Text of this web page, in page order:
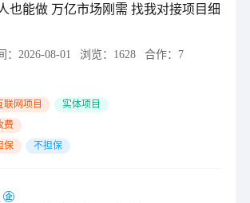
也能做 万亿市场刚需 找我对接项目细
： 2026-08-01 浏览： 1628 合作： 7
联网项目 实体项目
费
保 不担保